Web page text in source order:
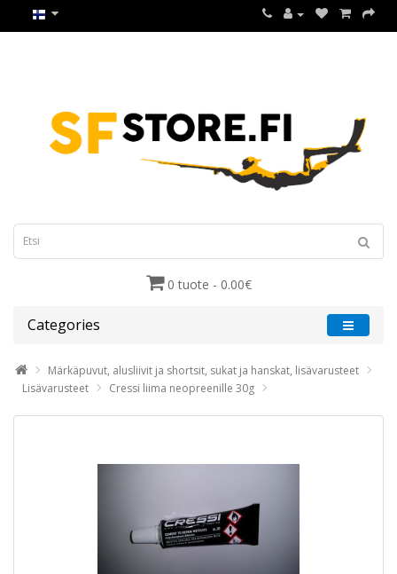
0 tuote - 0.00€
Categories
Märkäpuvut, alusliivit ja shortsit, sukat ja hanskat, lisävarusteet
Lisävarusteet
Cressi liima neopreenille 30g